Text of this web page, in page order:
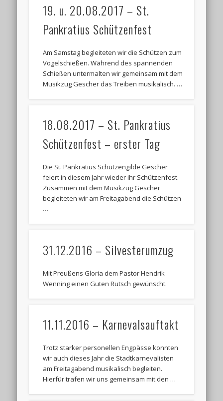
19. u. 20.08.2017 – St.
Pankratius Schützenfest
Am Samstag begleiteten wir die Schützen zum
Vogelschießen. Während des spannenden
Schießen untermalten wir gemeinsam mit dem
Musikzug Gescher das Treiben musikalisch. …
18.08.2017 – St. Pankratius
Schützenfest – erster Tag
Die St. Pankratius Schützengilde Gescher
feiert in diesem Jahr wieder ihr Schützenfest.
Zusammen mit dem Musikzug Gescher
begleiteten wir am Freitagabend die Schützen
…
31.12.2016 – Silvesterumzug
Mit Preußens Gloria dem Pastor Hendrik
Wenning einen Guten Rutsch gewünscht.
11.11.2016 – Karnevalsauftakt
Trotz starker personellen Engpässe konnten
wir auch dieses Jahr die Stadtkarnevalisten
am Freitagabend musikalisch begleiten.
Hierfür trafen wir uns gemeinsam mit den …